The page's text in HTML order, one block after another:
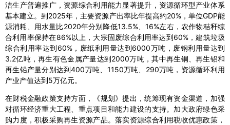
洁生产普遍推广，资源综合利用能力显著提升，资源循环型产业体系
基本建立。到2025年，主要资源产出率比年提高约20%，单位GDP能
源消耗、用水量比2020年分别降低13.5%、16%左右，农作物秸秆综
合利用率保持在86%以上，大宗固废综合利用率达到60%，建筑垃圾
综合利用率达到60%，废纸利用量达到6000万吨，废钢利用量达到
3.2亿吨，再生有色金属产量达到2000万吨，其中再生铜、再生铝和
再生铅产量分别达到400万吨、1150万吨、290万吨，资源循环利用
产业产值达到5万亿元。
在财税金融政策支持方面，《规划》提出，统筹现有资金渠道，加强
对循环经济重大工程、重点项目和能力建设的支持。加大政府绿色采
购力度，积极采购再生资源产品。落实资源综合利用税收优惠政策，